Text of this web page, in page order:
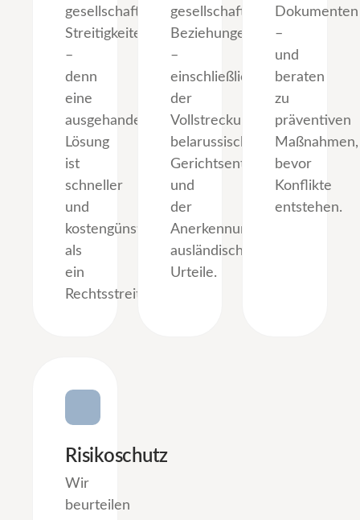
gesellschaftsrechtlichen
Streitigkeiten
–
denn
eine
ausgehandelte
Lösung
ist
schneller
und
kostengünstiger
als
ein
Rechtsstreit.
gesellschaftsrechtlichen
Beziehungen
–
einschließlich
der
Vollstreckung
belarussischer
Gerichtsentscheidungen
und
der
Anerkennung
ausländischer
Urteile.
Dokumenten
–
und
beraten
zu
präventiven
Maßnahmen,
bevor
Konflikte
entstehen.
Risikoschutz
Wir
beurteilen